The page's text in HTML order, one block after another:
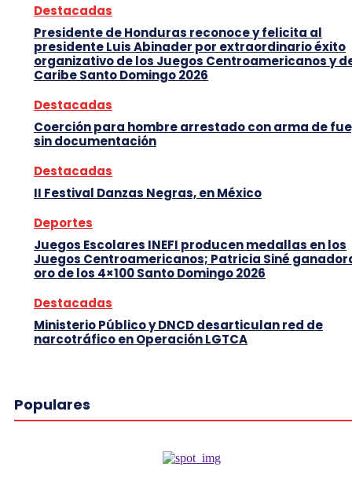
Destacadas
Presidente de Honduras reconoce y felicita al
presidente Luis Abinader por extraordinario éxito
organizativo de los Juegos Centroamericanos y
Caribe Santo Domingo 2026
Destacadas
Coerción para hombre arrestado con arma de
sin documentación
Destacadas
II Festival Danzas Negras, en México
Deportes
Juegos Escolares INEFI producen medallas en los
Juegos Centroamericanos; Patricia Siné
oro de los 4×100 Santo Domingo 2026
Destacadas
Ministerio Público y DNCD desarticulan red de
narcotráfico en Operación LGTCA
Populares